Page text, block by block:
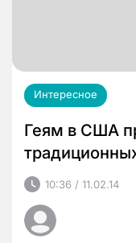
Интересное
Геям в США
10:36 / 11.02.14